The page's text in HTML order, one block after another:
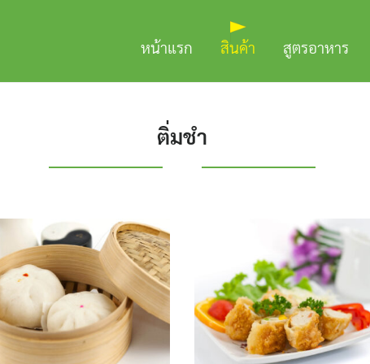
หน้าแรก สินค้า สูตรอาหาร
ติ่มชำ